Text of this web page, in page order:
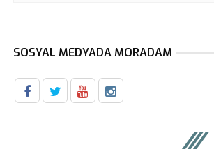
SOSYAL MEDYADA MORADAM